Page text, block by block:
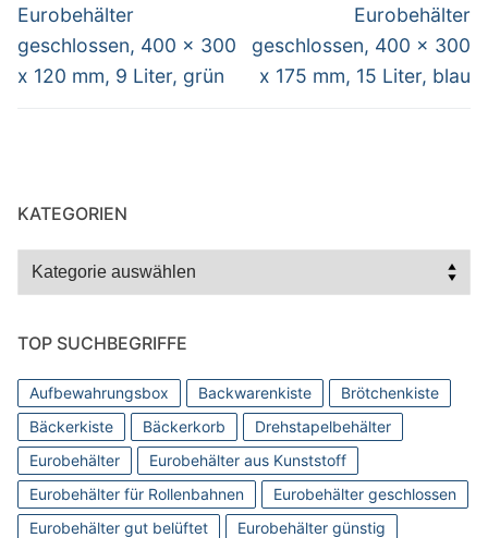
Vorheriger
Beitrag:
Eurobehälter
geschlossen, 400 x 300
x 120 mm, 9 Liter, grün
Nächster
Beitrag:
Eurobehälter
geschlossen, 400 x 300
x 175 mm, 15 Liter, blau
KATEGORIEN
Kategorien
TOP SUCHBEGRIFFE
Aufbewahrungsbox Backwarenkiste
Brötchenkiste
Bäckerkiste
Bäckerkorb
Drehstapelbehälter
Eurobehälter
Eurobehälter aus Kunststoff
Eurobehälter für Rollenbahnen
Eurobehälter geschlossen
Eurobehälter gut belüftet
Eurobehälter günstig